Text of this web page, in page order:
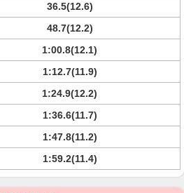
36.5(12.6)
48.7(12.2)
1:00.8(12.1)
1:12.7(11.9)
1:24.9(12.2)
1:36.6(11.7)
1:47.8(11.2)
1:59.2(11.4)